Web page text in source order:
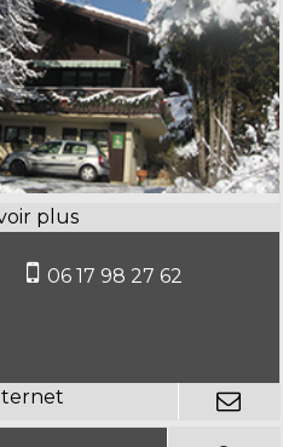
06 17 98 27 62